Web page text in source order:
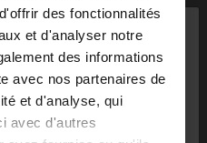
des fonctionnalités
et d'analyser notre
des informations
avec nos partenaires de
et d'analyse, qui
avec d'autres
×
Belgique. Voulez-vous
States?